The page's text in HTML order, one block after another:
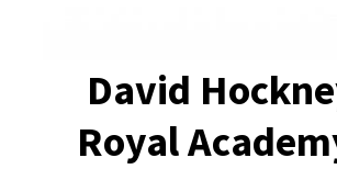
David
Royal